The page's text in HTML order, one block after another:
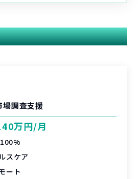
する案件
調査支援
万円/月
スケア
ート